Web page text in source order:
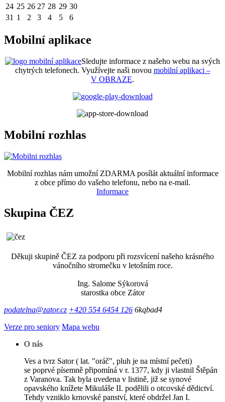
24 25 26 27 28 29 30
31 1 2 3 4 5 6
Mobilní aplikace
Sledujte informace z našeho webu na svých
chytrých telefonech. Využívejte naši novou mobilní aplikaci –
V OBRAZE.
Mobilní rozhlas
Mobilní rozhlas nám umožní ZDARMA posílát aktuální informace
z obce přímo do vašeho telefonu, nebo na e-mail.
Informace
Skupina ČEZ
Děkuji skupině ČEZ za podporu při rozsvícení našeho krásného
vánočního stromečku v letošním roce.
Ing. Salome Sýkorová
starostka obce Zátor
podatelna@zator.cz +420 554 6454 126 6kqbad4
Verze pro seniory Mapa webu
O nás
Ves a tvrz Sator ( lat. "oráč", pluh je na místní pečeti)
se poprvé písemně připomíná v r. 1377, kdy ji vlastnil Štěpán
z Varanova. Tak byla uvedena v listině, již se synové
opavského knížete Mikuláše II. podělili o otcovské dědictví.
Tehdy vzniklo krnovské panství, které obdržel Jan I.